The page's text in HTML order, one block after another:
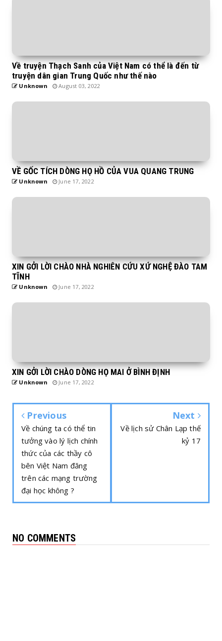
Về truyện Thạch Sanh của Việt Nam có thể là đến từ
truyện dân gian Trung Quốc như thế nào
Unknown August 03, 2022
VỀ GỐC TÍCH DÒNG HỌ HỒ CỦA VUA QUANG TRUNG
Unknown June 17, 2022
XIN GỞI LỜI CHÀO NHÀ NGHIÊN CỨU XỨ NGHỆ ĐÀO TAM
TĨNH
Unknown June 17, 2022
XIN GỞI LỜI CHÀO DÒNG HỌ MAI Ở BÌNH ĐỊNH
Unknown June 17, 2022
Previous
Về chúng ta có thể tin
tưởng vào lý lịch chính
thức của các thầy cô
bên Việt Nam đăng
trên các mạng trường
đại học không ?
Next
Về lịch sử Chân Lạp thế
kỷ 17
NO COMMENTS